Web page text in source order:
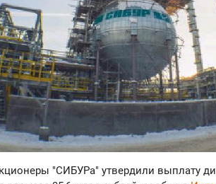
"СИБУРа" утвердили выплату